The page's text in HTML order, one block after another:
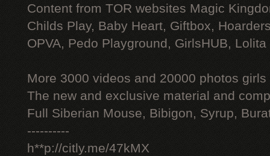
Content from TOR websites Magic
Childs Play, Baby Heart, Giftbox,
OPVA, Pedo Playground, GirlsHUB, Lolita
More 3000 videos and 20000 photos
The new and exclusive material and
Full Siberian Mouse, Bibigon, Syrup,
----------
h**p://citly.me/47kMX